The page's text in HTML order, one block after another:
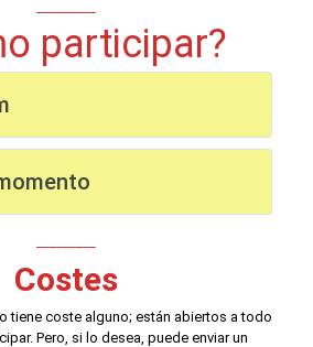
participar?
Costes
tiene coste alguno; están abiertos a todo
Pero, si lo desea, puede enviar un